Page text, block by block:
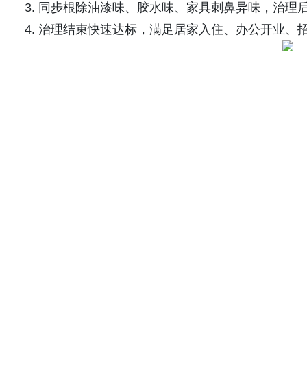
3. 同步根除油漆味、胶水味、家具刺鼻异味，治理
4. 治理结束快速达标，满足居家入住、办公开业、